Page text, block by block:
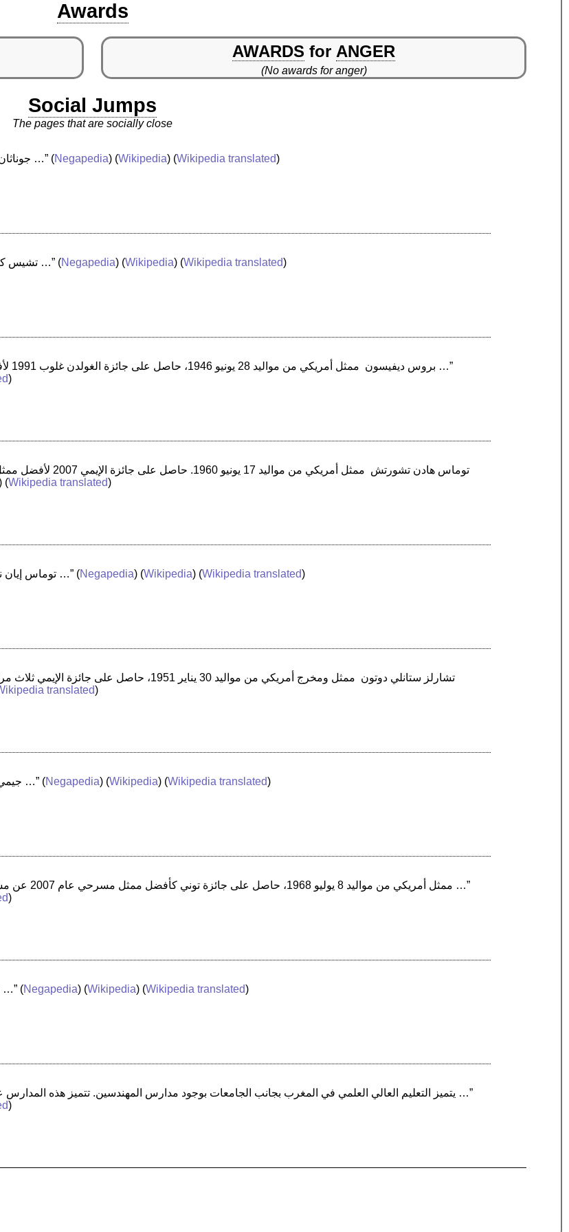
Awards
AWARDS for ANGER
(No awards for anger)
Social Jumps
The pages that are socially close
“جوناثان جاكسن ‏ ممثل أمريكي من مواليد 11 مايو 1982 …” (Negapedia) (Wikipedia) (Wikipedia translated)
“تشيس كراوفورد ‏ ممثل أمريكي من مواليد 18 يوليو 1985 …” (Negapedia) (Wikipedia) (Wikipedia translated)
“بروس ديفيسون ‏ ممثل أمريكي من مواليد 28 يونيو 1946، حاصل على جائزة الغولدن غلوب 1991 لأفضل ممثل مساعد عن دوره في فيلم رفيق قديم …”
)
(Wikipedia translated)
“توماس إيان نيكولاس ‏ ممثل أمريكي من مواليد 10 يوليو 1980 …” (Negapedia) (Wikipedia) (Wikipedia translated)
translated)
“جيمي سميتس ‏ ممثل أمريكي من مواليد 9 يوليو 1955 …” (Negapedia) (Wikipedia) (Wikipedia translated)
“بيلي كرودب Billy Crudup ممثل أمريكي من مواليد 8 يوليو 1968، حاصل على جائزة توني كأفضل ممثل مسرحي عام 2007 عن مسرحية ساحل يوطوبيا …”
)
“بام غرير ‏ ممثلة أمريكية من مواليد 26 مايو 1949 …” (Negapedia) (Wikipedia) (Wikipedia translated)
“يتميز التعليم العالي العلمي في المغرب بجانب الجامعات بوجود مدارس المهندسين. تتميز هذه المدارس على وجه الخصوص بمباريات الولوج وعدد المقاعد …”
)